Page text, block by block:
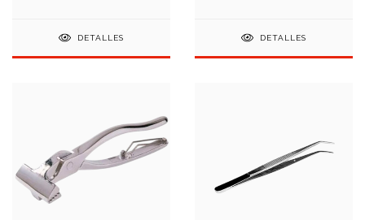
DETALLES DETALLES